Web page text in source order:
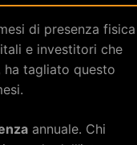
di presenza fisica
e investitori che
ha tagliato questo
annuale. Chi